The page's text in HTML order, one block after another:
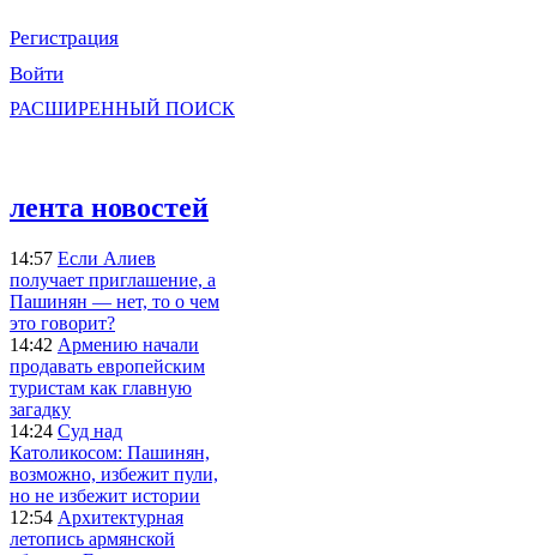
Регистрация
Войти
РАСШИРЕННЫЙ ПОИСК
лента новостей
14:57 Если Алиев
получает приглашение, а
Пашинян — нет, то о чем
это говорит?
14:42 Армению начали
продавать европейским
туристам как главную
загадку
14:24 Суд над
Католикосом: Пашинян,
возможно, избежит пули,
но не избежит истории
12:54 Архитектурная
летопись армянской